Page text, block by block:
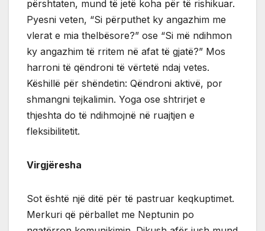
përshtaten, mund të jetë koha për të rishikuar.
Pyesni veten, “Si përputhet ky angazhim me
vlerat e mia thelbësore?” ose “Si më ndihmon
ky angazhim të rritem në afat të gjatë?” Mos
harroni të qëndroni të vërtetë ndaj vetes.
Këshillë për shëndetin: Qëndroni aktivë, por
shmangni tejkalimin. Yoga ose shtrirjet e
thjeshta do të ndihmojnë në ruajtjen e
fleksibilitetit.
Virgjëresha
Sot është një ditë për të pastruar keqkuptimet.
Merkuri që përballet me Neptunin po